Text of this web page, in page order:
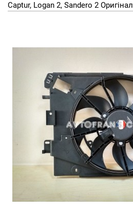
Captur, Logan 2, Sandero 2 Оригінал